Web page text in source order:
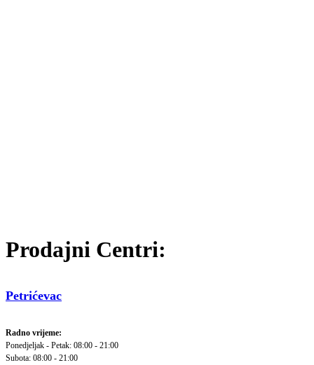
Prodajni Centri:
Petrićevac
Radno vrijeme:
Ponedjeljak - Petak: 08:00 - 21:00
Subota: 08:00 - 21:00